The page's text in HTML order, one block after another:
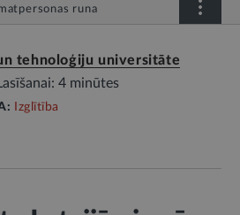
runa
tehnoloģiju universitāte
4 minūtes
Izglītība